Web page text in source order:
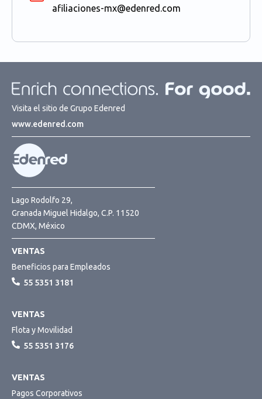
afiliaciones-mx@edenred.com
Visita el sitio de Grupo Edenred
www.edenred.com
Lago Rodolfo 29,
Granada Miguel Hidalgo, C.P. 11520
CDMX, México
VENTAS
Beneficios para Empleados
55 5351 3181
VENTAS
Flota y Movilidad
55 5351 3176
VENTAS
Pagos Corporativos